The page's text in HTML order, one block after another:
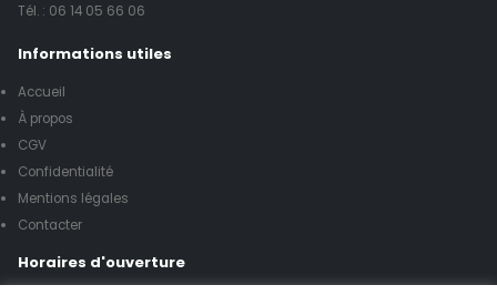
Tél. : 06 14 05 66 06
Informations utiles
Accueil
À propos
CGV
Confidentialité
Mentions légales
Contacter
Horaires d'ouverture